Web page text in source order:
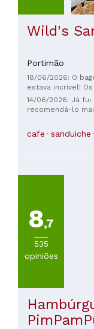
Wild's
Portimão
18/06/2026: O
estava incrível!
Imperdível.
14/06/2026: Já
recomendá-lo
comer.
cafe sanduiche
8,7
535
opiniões